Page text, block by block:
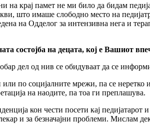
крај памет не ми било да бидам
што имаше слободно место на
на Одделог за интензивна нега и
состојба на децата, кој е Вашиот
дел од нив се обидуваат да се
или по социјалните мрежи, па се
на наодите, па тоа ги преплашува.
кон чести посети кај
и за безначајни проблеми. Мислам